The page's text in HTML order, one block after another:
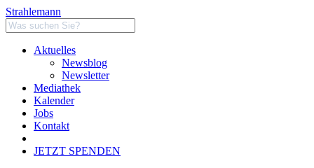
Strahlemann
Aktuelles
Newsblog
Newsletter
Mediathek
Kalender
Jobs
Kontakt
JETZT SPENDEN